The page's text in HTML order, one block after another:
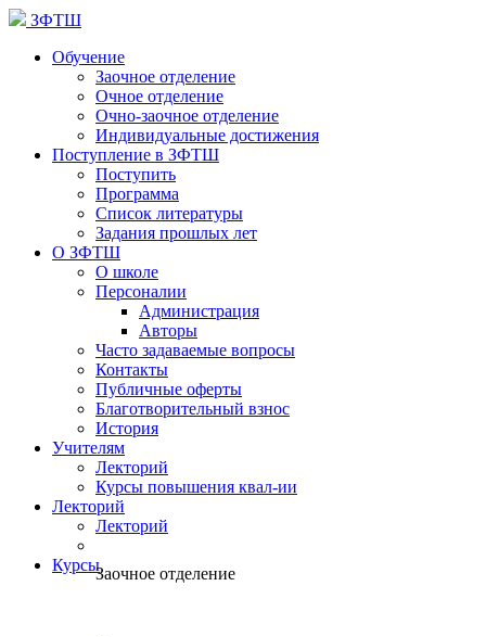
ЗФТШ
Обучение
Заочное отделение
Очное отделение
Очно-заочное отделение
Индивидуальные достижения
Поступление в ЗФТШ
Поступить
Программа
Список литературы
Задания прошлых лет
О ЗФТШ
О школе
Персоналии
Администрация
Авторы
Часто задаваемые вопросы
Контакты
Публичные оферты
Благотворительный взнос
История
Учителям
Лекторий
Курсы повышения квал-ии
Лекторий
Лекторий
КурсыЗаочное отделение